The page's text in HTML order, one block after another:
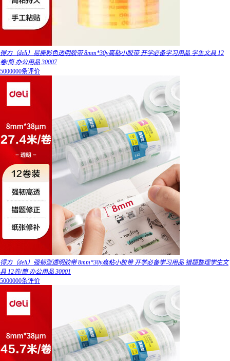
得力（deli）易撕彩色透明胶带 8mm*30y高粘小胶带 开学必备学习用品 学生文具 12
卷/筒 办公用品 30007
5000000条评价
得力（deli）强韧型透明胶带 8mm*30y高粘小胶带 开学必备学习用品 错题整理学生文
具 12卷/筒 办公用品 30001
5000000条评价